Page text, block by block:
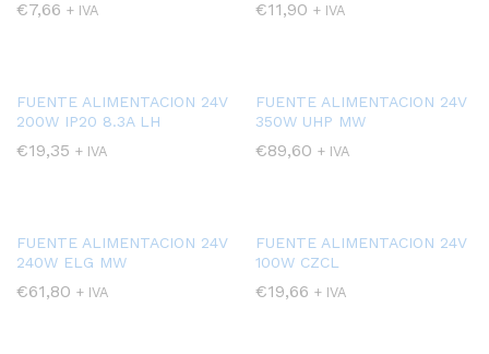
€7,66 + IVA €11,90 + IVA
FUENTE ALIMENTACION 24V
200W IP20 8.3A LH
€19,35 + IVA
FUENTE ALIMENTACION 24V
350W UHP MW
€89,60 + IVA
FUENTE ALIMENTACION 24V
240W ELG MW
€61,80 + IVA
FUENTE ALIMENTACION 24V
100W CZCL
€19,66 + IVA